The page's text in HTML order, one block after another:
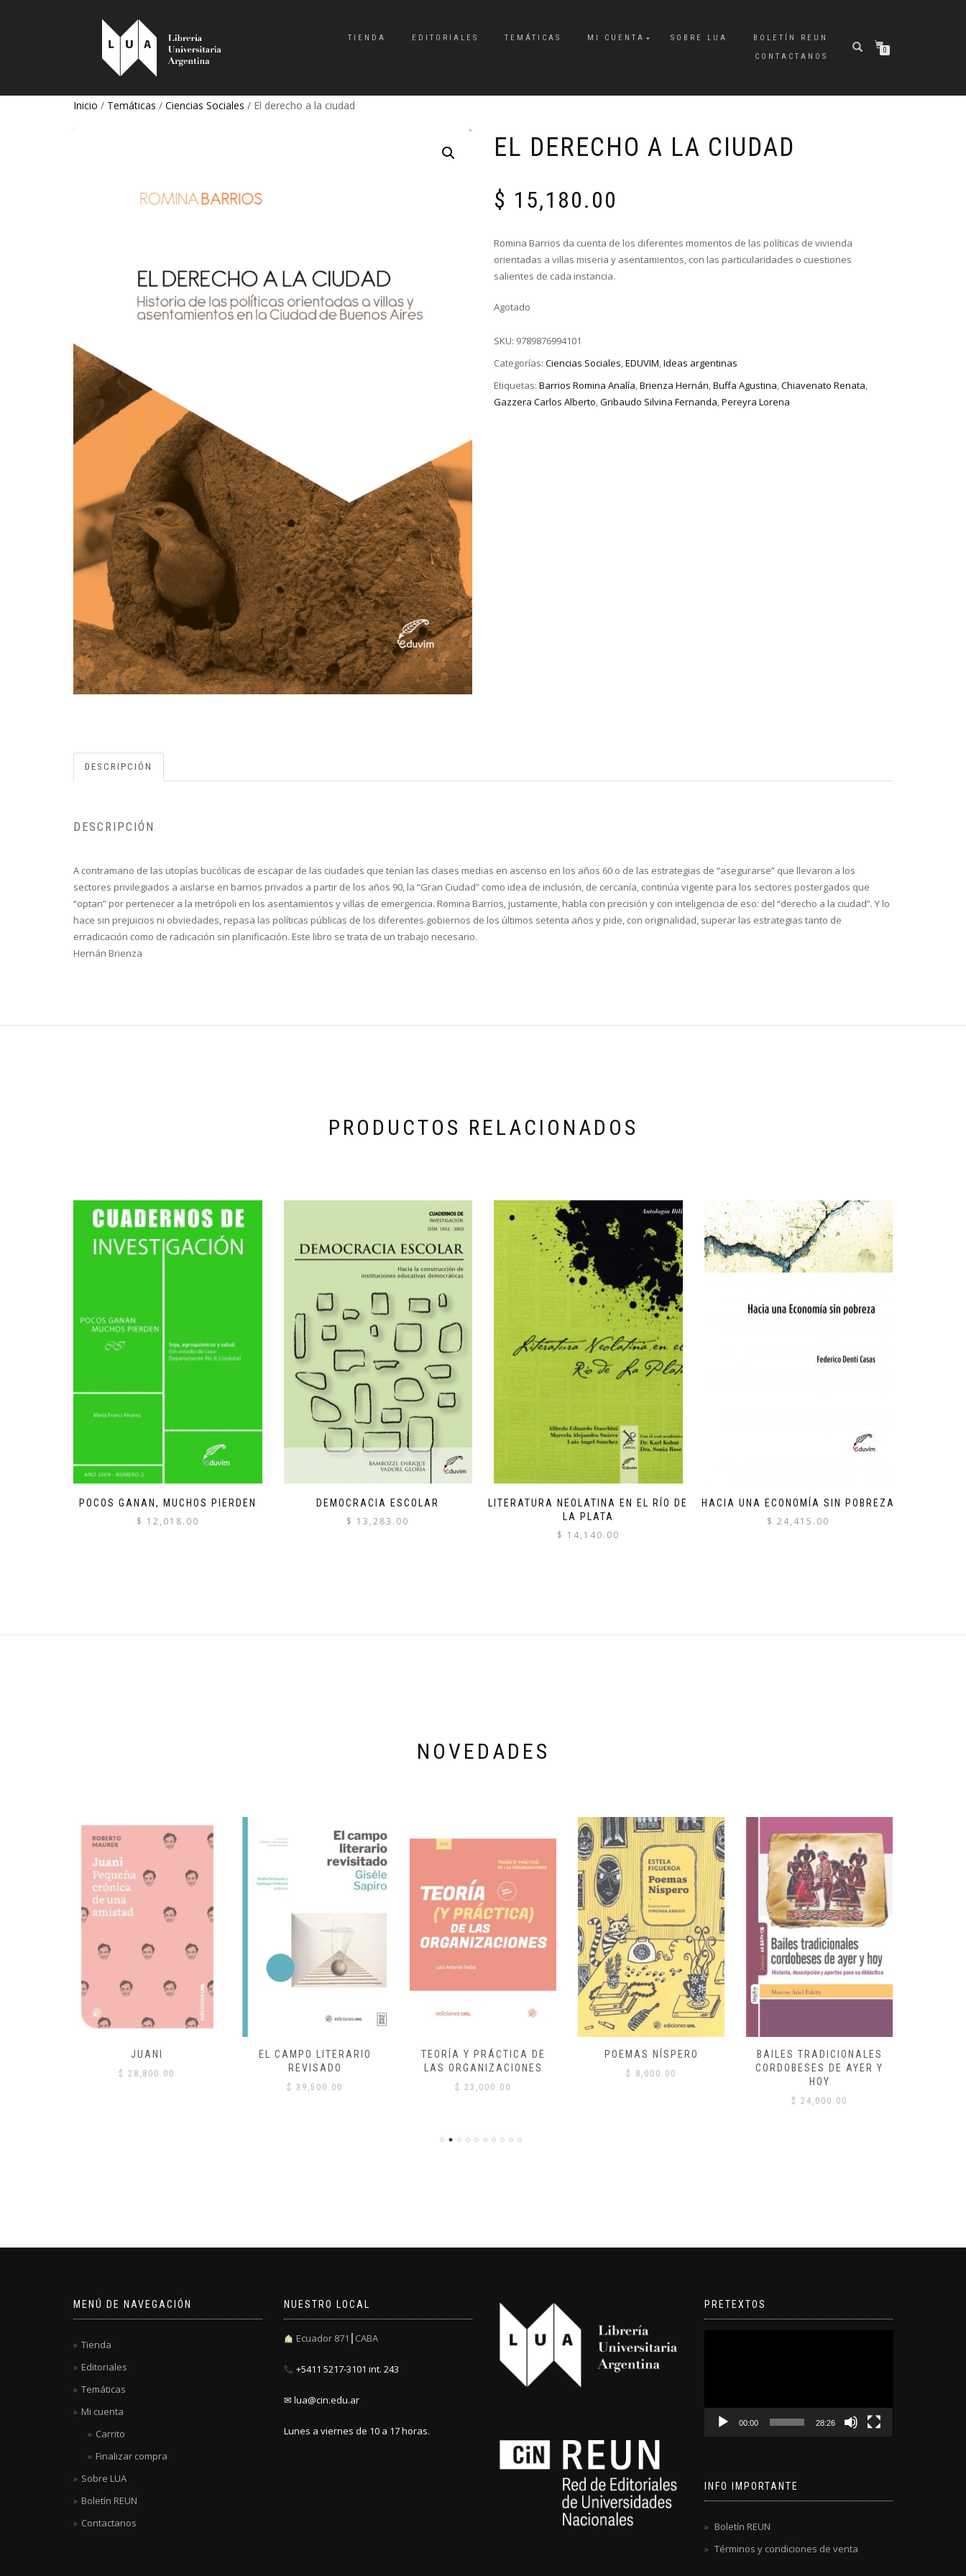
TIENDA EDITORIALES TEMÁTICAS MI CUENTA SOBRE LUA
BOLETÍN REUN
CONTACTANOS
0
Inicio / Temáticas / Ciencias Sociales / El derecho a la ciudad
EL DERECHO A LA CIUDAD
$ 15,180.00
Romina Barrios da cuenta de los diferentes momentos de las políticas de vivienda
orientadas a villas miseria y asentamientos, con las particularidades o cuestiones
salientes de cada instancia.
Agotado
SKU: 9789876994101
Categorías: Ciencias Sociales,EDUVIM,Ideas argentinas
Etiquetas: Barrios Romina Analía,Brienza Hernán,Buffa Agustina,Chiavenato Renata,
Gazzera Carlos Alberto,Gribaudo Silvina Fernanda,Pereyra Lorena
DESCRIPCIÓN
DESCRIPCIÓN
A contramano de las utopías bucólicas de escapar de las ciudades que tenían las clases medias en ascenso en los años 60 o de las estrategias de “asegurarse” que llevaron a los
sectores privilegiados a aislarse en barrios privados a partir de los años 90, la “Gran Ciudad” como idea de inclusión, de cercanía, continúa vigente para los sectores postergados que
“optan” por pertenecer a la metrópoli en los asentamientos y villas de emergencia. Romina Barrios, justamente, habla con precisión y con inteligencia de eso: del “derecho a la ciudad”. Y lo
hace sin prejuicios ni obviedades, repasa las políticas públicas de los diferentes gobiernos de los últimos setenta años y pide, con originalidad, superar las estrategias tanto de
erradicación como de radicación sin planificación. Este libro se trata de un trabajo necesario.
Hernán Brienza
PRODUCTOS RELACIONADOS
POCOS GANAN, MUCHOS PIERDEN
$ 12,018.00
DEMOCRACIA ESCOLAR
$ 13,283.00
LITERATURA NEOLATINA EN EL RÍO DE
LA PLATA
$ 14,140.00
HACIA UNA ECONOMÍA SIN POBREZA
$ 24,415.00
NOVEDADES
JUANI
$ 28,800.00
EL CAMPO LITERARIO
REVISADO
$ 39,500.00
TEORÍA Y PRÁCTICA DE
LAS ORGANIZACIONES
$ 23,000.00
POEMAS NÍSPERO
$ 8,000.00
BAILES TRADICIONALES
CORDOBESES DE AYER Y
HOY
$ 24,000.00
MENÚ DE NAVEGACIÓN
Tienda
Editoriales
Temáticas
Mi cuenta
Carrito
Finalizar compra
Sobre LUA
Boletín REUN
Contactanos
NUESTRO LOCAL
Ecuador 871┃CABA
+5411 5217-3101 int. 243
✉ lua@cin.edu.ar
Lunes a viernes de 10 a 17 horas.
PRETEXTOS
00:00 28:26
INFO IMPORTANTE
Boletín REUN
Términos y condiciones de venta